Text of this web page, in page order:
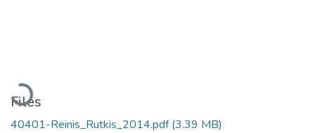
Loading...
Files
40401-Reinis_Rutkis_2014.pdf(3.39 MB)